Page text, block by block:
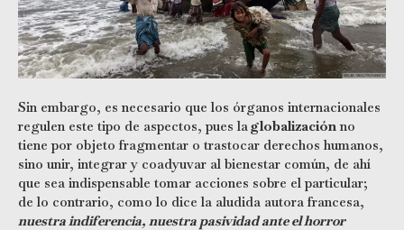
Sin embargo, es necesario que los órganos internacionales
regulen este tipo de aspectos, pues laglobalizaciónno
tiene por objeto fragmentar o trastocar derechos humanos,
sino unir, integrar y coadyuvar al bienestar común, de ahí
que sea indispensable tomar acciones sobre el particular;
de lo contrario, como lo dice la aludida autora francesa,
nuestra indiferencia, nuestra pasividad ante el horror